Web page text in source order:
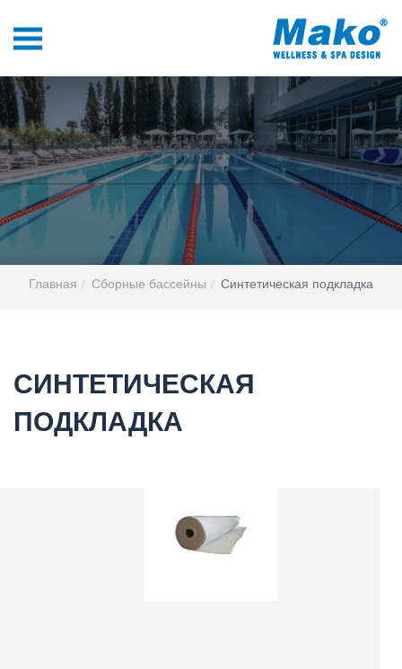
Главная Сборные бассейны Синтетическая подкладка
СИНТЕТИЧЕСКАЯ
ПОДКЛАДКА